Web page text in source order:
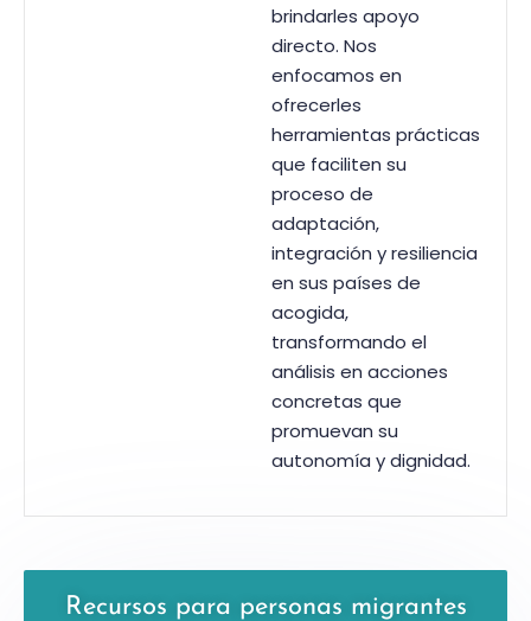
brindarles apoyo
directo. Nos
enfocamos en
ofrecerles
herramientas prácticas
que faciliten su
proceso de
adaptación,
integración y resiliencia
en sus países de
acogida,
transformando el
análisis en acciones
concretas que
promuevan su
autonomía y dignidad.
Recursos para personas migrantes